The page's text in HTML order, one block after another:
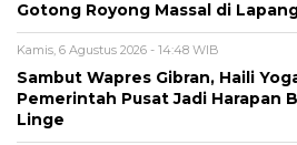
Gotong Royong Massal di
Kamis, 6 Agustus 2026 - 14:48 WIB
‎Sambut Wapres Gibran, Haili
Pemerintah Pusat Jadi Harapan
Linge